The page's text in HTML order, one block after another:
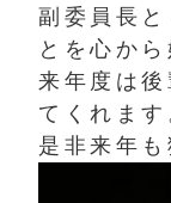
副委員長
とを心か
来年度は
てくれます
是非来年